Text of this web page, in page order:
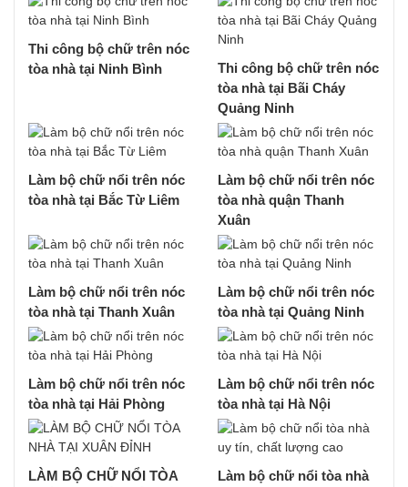
Thi công bộ chữ trên nóc
tòa nhà tại Ninh Bình
Thi công bộ chữ trên nóc
tòa nhà tại Bãi Cháy
Quảng Ninh
Làm bộ chữ nổi trên nóc
tòa nhà tại Bắc Từ Liêm
Làm bộ chữ nổi trên nóc
tòa nhà quận Thanh
Xuân
Làm bộ chữ nổi trên nóc
tòa nhà tại Thanh Xuân
Làm bộ chữ nổi trên nóc
tòa nhà tại Quảng Ninh
Làm bộ chữ nổi trên nóc
tòa nhà tại Hải Phòng
Làm bộ chữ nổi trên nóc
tòa nhà tại Hà Nội
LÀM BỘ CHỮ NỔI TÒA
Làm bộ chữ nổi tòa nhà